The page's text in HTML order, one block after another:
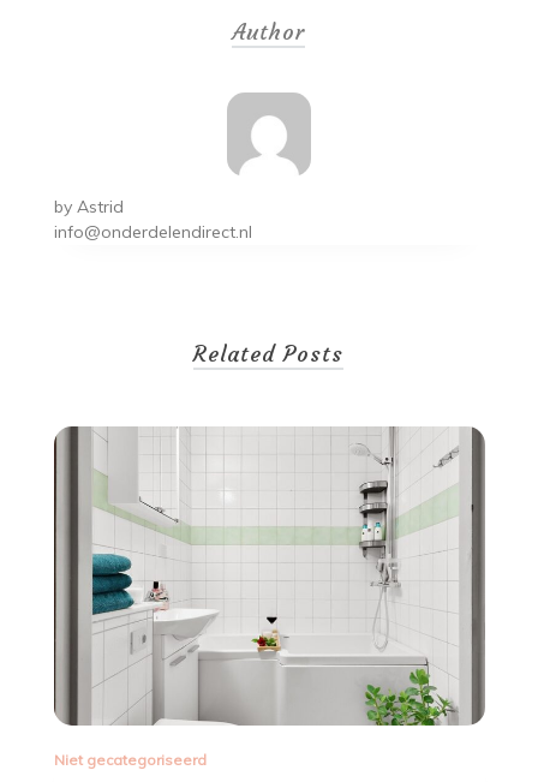
Author
by Astrid
info@onderdelendirect.nl
Related Posts
Niet gecategoriseerd